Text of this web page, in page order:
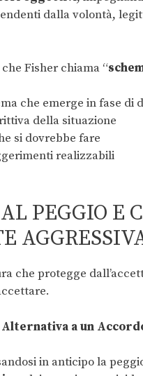
dalla volontà,
Fisher chiama “
che emerge in fase di
della situazione
si dovrebbe fare
realizzabili
PEGGIO E
che protegge
a un
in anticipo la